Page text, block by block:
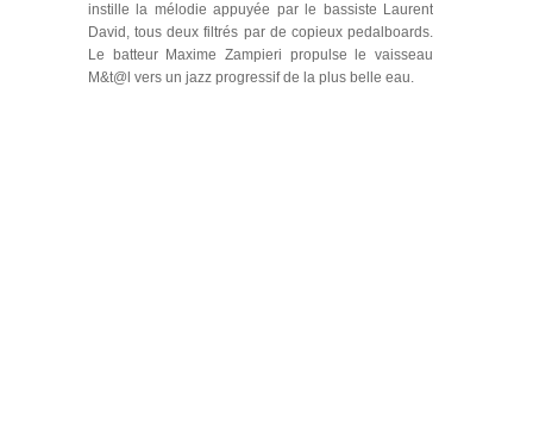
instille la mélodie appuyée par le bassiste Laurent
David, tous deux filtrés par de copieux pedalboards.
Le batteur Maxime Zampieri propulse le vaisseau
M&t@l vers un jazz progressif de la plus belle eau.